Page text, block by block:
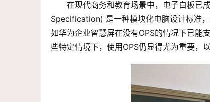
在现代商务和教育场景中，电子白板已
Specification) 是一种模块化电脑设计标准
如华为企业智慧屏在没有OPS的情况下已能
些特定情境下，使用OPS仍显得尤为重要，